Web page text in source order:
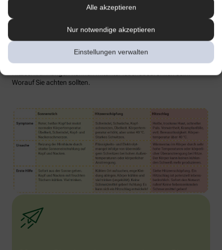
Alle akzeptieren
Nur notwendige akzeptieren
Einstellungen verwalten
Sonnenstich, Hitzeerschöpfung und
Hitzschlag: Was ist das eigentlich?
Der lange Strandtag in der Sonne, der anstrengende Sport bei 30
Grad oder einfach nur die drückende Hitze in der Stadt:
Worauf Sie achten sollten.